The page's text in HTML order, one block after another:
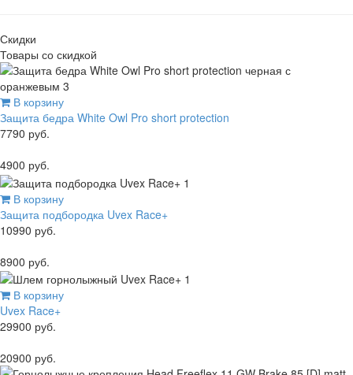
Скидки
Товары со скидкой
В корзину
Защита бедра White Owl Pro short protection
7790 руб.
4900 руб.
В корзину
Защита подбородка Uvex Race+
10990 руб.
8900 руб.
В корзину
Uvex Race+
29900 руб.
20900 руб.